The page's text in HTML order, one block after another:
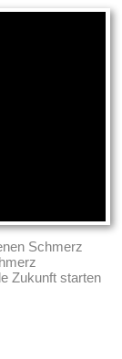
Schmerz
Zukunft starten